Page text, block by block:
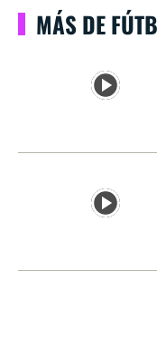
MÁS DE